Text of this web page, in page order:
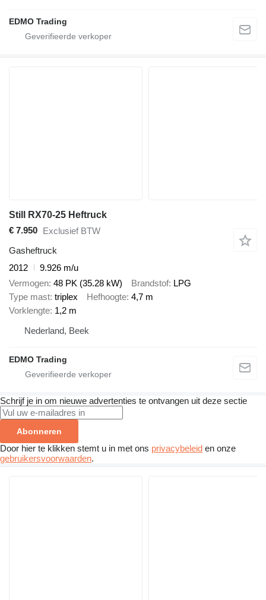
EDMO Trading
Still RX70-25 Heftruck
€ 7.950 Exclusief BTW
Gasheftruck
2012
9.926 m/u
Vermogen 48 PK (35.28 kW) Brandstof LPG
Type mast triplex Hefhoogte 4,7 m
Vorklengte 1,2 m
Nederland, Beek
EDMO Trading
Schrijf je in om nieuwe advertenties te ontvangen uit deze sectie
Abonneren
Door hier te klikken stemt u in met ons privacybeleid en onze
gebruikersvoorwaarden.